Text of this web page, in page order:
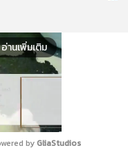
อ่านเพิ่มเติม
by GliaStudios